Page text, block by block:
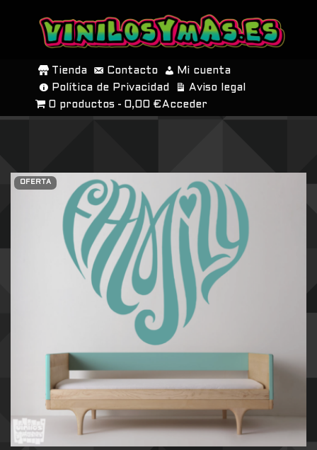
SALTAR
CONTENIDO
Tienda Contacto
Mi cuenta
Política de Privacidad
Aviso legal
0 productos
0,00 € Acceder
OFERTA